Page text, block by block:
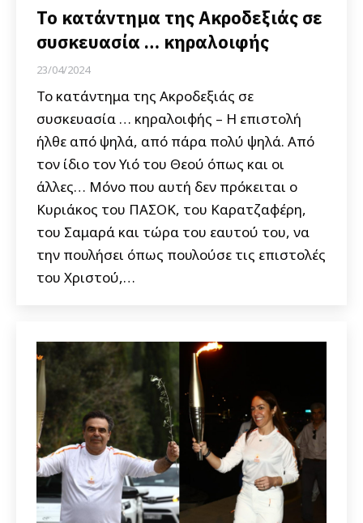
Το κατάντημα της Ακροδεξιάς σε
συσκευασία … κηραλοιφής
23/04/2024
Το κατάντημα της Ακροδεξιάς σε
συσκευασία … κηραλοιφής – Η επιστολή
ήλθε από ψηλά, από πάρα πολύ ψηλά. Από
τον ίδιο τον Υιό του Θεού όπως και οι
άλλες… Μόνο που αυτή δεν πρόκειται ο
Κυριάκος του ΠΑΣΟΚ, του Καρατζαφέρη,
του Σαμαρά και τώρα του εαυτού του, να
την πουλήσει όπως πουλούσε τις επιστολές
του Χριστού,…